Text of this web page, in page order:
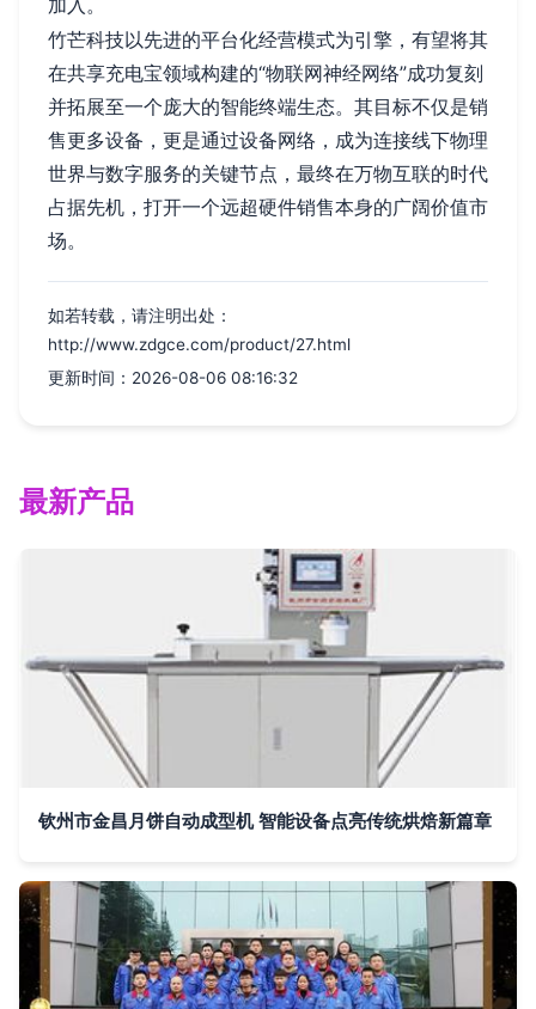
竹芒科技以先进的平台化经营模式为引擎，有望将其
在共享充电宝领域构建的“物联网神经网络”成功复刻
并拓展至一个庞大的智能终端生态。其目标不仅是销
售更多设备，更是通过设备网络，成为连接线下物理
世界与数字服务的关键节点，最终在万物互联的时代
占据先机，打开一个远超硬件销售本身的广阔价值市
场。
如若转载，请注明出处：
http://www.zdgce.com/product/27.html
更新时间：2026-08-06 08:16:32
最新产品
钦州市金昌月饼自动成型机 智能设备点亮传统烘焙新篇章